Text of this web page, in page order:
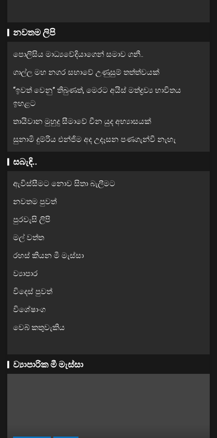
නවතම ලිපි
පොලිසිය මාධ්‍යවේදියාගෙන් සමාව ගනී..
ගාල්ල මහ නගර සභාවේ උණුසුම් තත්ත්වයක්
“ඉවත් වෙනු” තිබුණත්, මෙරට අයිස් මත්ද්‍රව්‍ය භාවිතය
ඉහළට
තායිවාන මුහුදු සීමාවේ චීන යුද අභ්‍යාසයක්
සුනාමි දුම්රිය එන්ජිම අද උදෑසන පණගැන්වී නැහැ
සබැඳි..
ඇවිස්සීමට නොව සිතා බැලීමට
නවතම පුවත්
පුරවැසි ලිපි
මල් වත්ත
රහස් කියන මී මැස්සා
ව්‍යාපාර
විදෙස් පුවත්
විශේෂාංග
වෙබ් කතුවැකිය
ව්‍යාපාරික මී මැස්සා